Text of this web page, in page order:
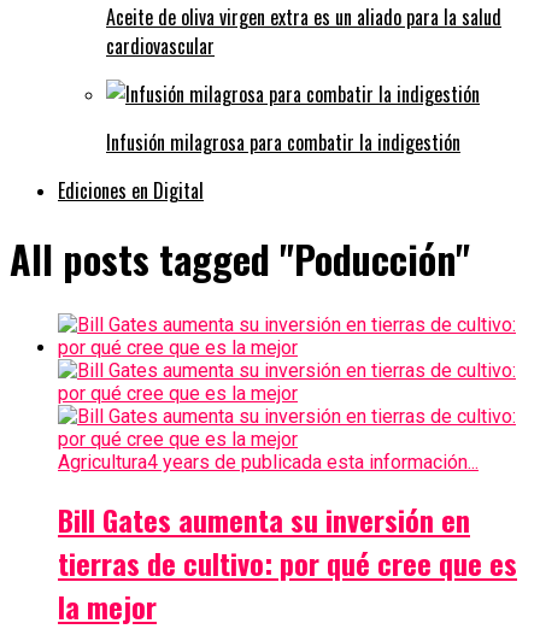
Aceite de oliva virgen extra es un aliado para la salud
cardiovascular
Infusión milagrosa para combatir la indigestión
Ediciones en Digital
All posts tagged "Poducción"
Agricultura4 years de publicada esta información...
Bill Gates aumenta su inversión en
tierras de cultivo: por qué cree que es
la mejor